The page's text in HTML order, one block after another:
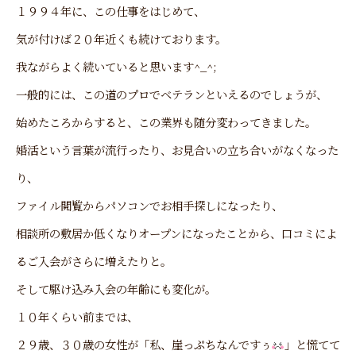
１９９４年に、この仕事をはじめて、
気が付けば２０年近くも続けております。
我ながらよく続いていると思います^_^;
一般的には、この道のプロでベテランといえるのでしょうが、
始めたころからすると、この業界も随分変わってきました。
婚活という言葉が流行ったり、お見合いの立ち合いがなくなった
り、
ファイル閲覧からパソコンでお相手探しになったり、
相談所の敷居か低くなりオープンになったことから、口コミによ
るご入会がさらに増えたりと。
そして駆け込み入会の年齢にも変化が。
１０年くらい前までは、
２９歳、３０歳の女性が「私、崖っぷちなんですぅ
」と慌てて